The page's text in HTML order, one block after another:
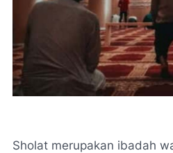
Sholat merupakan ibadah